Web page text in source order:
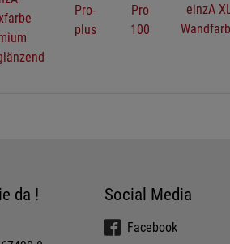
Pro
einzA XL
Wandfarbe
einzA XXL
Wandfarbe
da ! Social Media
Facebook